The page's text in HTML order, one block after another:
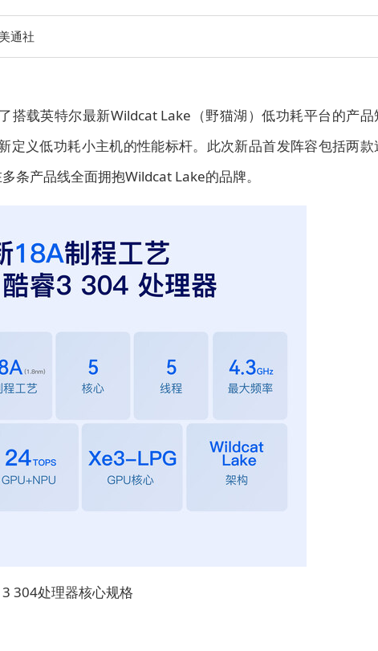
通社
搭载英特尔最新Wildcat Lake（野猫湖）低功耗平台的产品
定义低功耗小主机的性能标杆。此次新品首发阵容包括两款
条产品线全面拥抱Wildcat Lake的品牌。
304处理器核心规格